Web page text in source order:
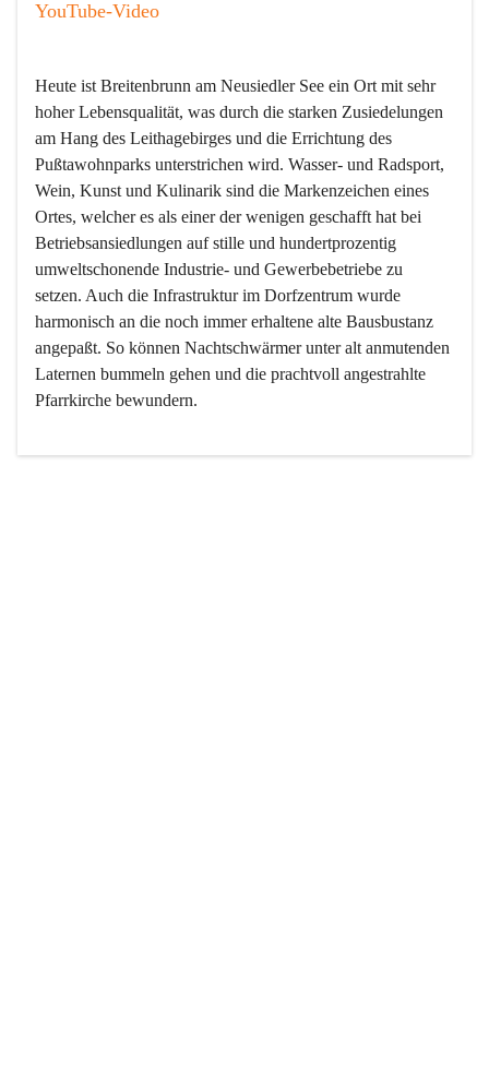
YouTube-Video
Heute ist Breitenbrunn am Neusiedler See ein Ort mit sehr
hoher Lebensqualität, was durch die starken Zusiedelungen
am Hang des Leithagebirges und die Errichtung des
Pußtawohnparks unterstrichen wird. Wasser- und Radsport,
Wein, Kunst und Kulinarik sind die Markenzeichen eines
Ortes, welcher es als einer der wenigen geschafft hat bei
Betriebsansiedlungen auf stille und hundertprozentig
umweltschonende Industrie- und Gewerbebetriebe zu
setzen. Auch die Infrastruktur im Dorfzentrum wurde
harmonisch an die noch immer erhaltene alte Bausbustanz
angepaßt. So können Nachtschwärmer unter alt anmutenden
Laternen bummeln gehen und die prachtvoll angestrahlte
Pfarrkirche bewundern.
Der Weinbau dominert heute nicht mehr, ist aber integrativer